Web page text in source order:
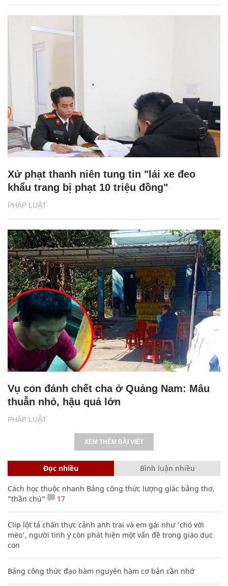
PHÁP LUẬT
Xử phạt thanh niên tung tin "lái xe đeo
khẩu trang bị phạt 10 triệu đồng"
PHÁP LUẬT
Vụ con đánh chết cha ở Quảng Nam: Mâu
thuẫn nhỏ, hậu quả lớn
XEM THÊM BÀI VIẾT
Đọc nhiều Bình luận nhiều
Cách học thuộc nhanh Bảng công thức lượng giác bằng thơ,
"thần chú"
17
Clip lột tả chân thực cảnh anh trai và em gái như 'chó với
mèo', người tinh ý còn phát hiện một vấn đề trong giáo dục
con
Bảng công thức đạo hàm nguyên hàm cơ bản cần nhớ